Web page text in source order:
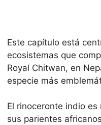
Este capítulo está
ecosistemas que
Royal Chitwan, en
especie más
El rinoceronte indio
sus parientes